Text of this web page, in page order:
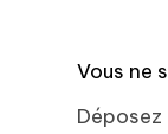
Vous ne